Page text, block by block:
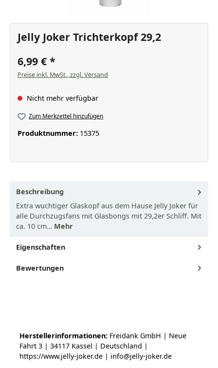
Jelly Joker Trichterkopf 29,2
6,99 €
Preise inkl. MwSt., zzgl. Versand
Nicht mehr verfügbar
Zum Merkzettel hinzufügen
Produktnummer: 15375
Beschreibung
Extra wuchtiger Glaskopf aus dem Hause Jelly Joker für
alle Durchzugsfans mit Glasbongs mit 29,2er Schliff. Mit
ca. 10 cm… Mehr
Eigenschaften
Bewertungen
Herstellerinformationen: Freidank GmbH | Neue
Fahrt 3 | 34117 Kassel | Deutschland |
https://www.jelly-joker.de | info@jelly-joker.de